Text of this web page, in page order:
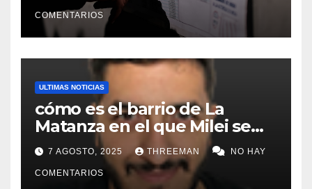
COMENTARIOS
ULTIMAS NOTICIAS
cómo es el barrio de La
Matanza en el que Milei se
sacó la foto de lanzamiento
de campaña en provincia de
Buenos Aires
7 AGOSTO, 2025 THREEMAN NO HAY
COMENTARIOS